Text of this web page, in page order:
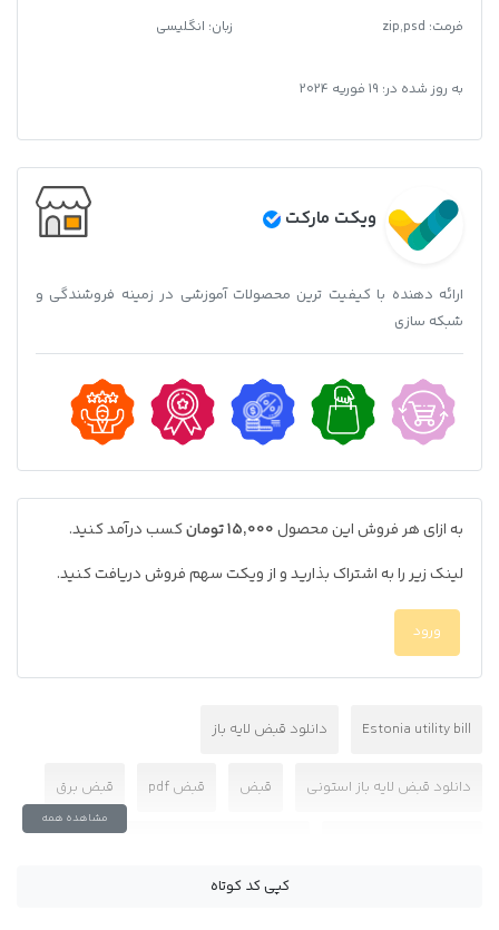
فرمت:
zip,psd زبان: انگلیسی
به روز شده در: 19 فوریه 2024
ویکت مارکت
ارائه دهنده با کیفیت ترین محصولات آموزشی در زمینه فروشندگی و
شبکه سازی
به ازای هر فروش این محصول15,000 تومان
کسب درآمد کنید.
لینک زیر را به اشتراک بذارید و از ویکت سهم فروش دریافت کنید.
ورود
Estonia utility bill دانلود قبض لایه باز
دانلود قبض لایه باز استونی قبض قبض pdf قبض برق
قبض برق لایه باز
مشاهده همه
کپی کد کوتاه